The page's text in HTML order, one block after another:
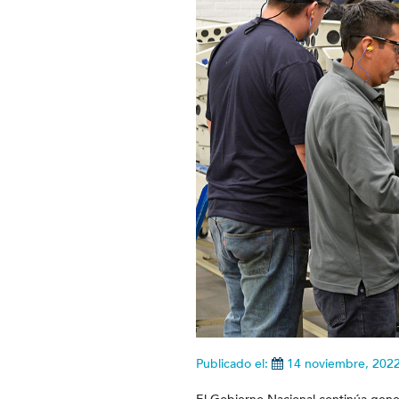
Publicado el: 14 noviembre,